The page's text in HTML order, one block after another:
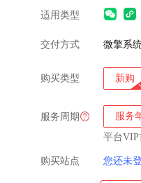
适用类型
交付方式 微擎系
购买类型 新购
服务周期 服务
平台VIP
购买站点 您还未